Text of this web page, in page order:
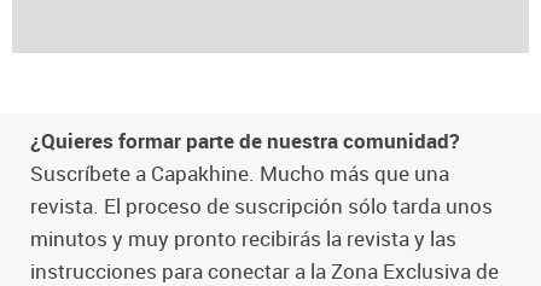
¿Quieres formar parte de nuestra comunidad?
Suscríbete a Capakhine. Mucho más que una
revista. El proceso de suscripción sólo tarda unos
minutos y muy pronto recibirás la revista y las
instrucciones para conectar a la Zona Exclusiva de